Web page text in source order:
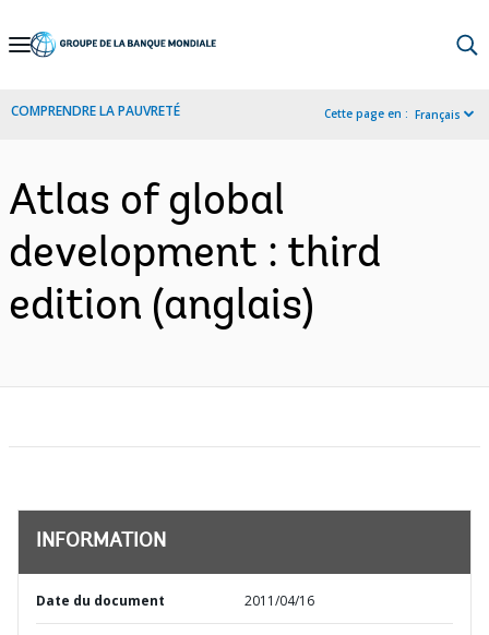
Skip
Navigation
COMPRENDRE LA PAUVRETÉ Cette page en : Français
Atlas of global
development : third
edition (anglais)
INFORMATION
Date du document 2011/04/16